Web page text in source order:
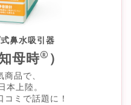
鼻水吸引器
母時® ）
品で、
本上陸。
ミで話題に！